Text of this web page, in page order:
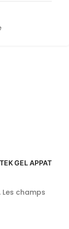
GEL APPAT
Les champs